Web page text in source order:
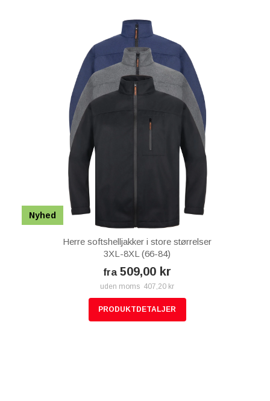
Nyhed
Herre softshelljakker i store størrelser
3XL-8XL (66-84)
fra 509,00 kr
uden moms 407,20 kr
PRODUKTDETALJER